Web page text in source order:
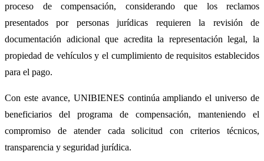
proceso de compensación, considerando que los reclamos
presentados por personas jurídicas requieren la revisión de
documentación adicional que acredita la representación legal, la
propiedad de vehículos y el cumplimiento de requisitos establecidos
para el pago.
Con este avance, UNIBIENES continúa ampliando el universo de
beneficiarios del programa de compensación, manteniendo el
compromiso de atender cada solicitud con criterios técnicos,
transparencia y seguridad jurídica.